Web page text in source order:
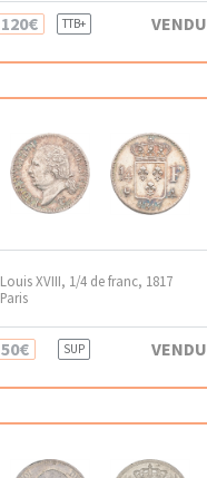
120€ TTB+ VENDU
Louis XVIII, 1/4 de franc, 1817
Paris
50€ SUP VENDU